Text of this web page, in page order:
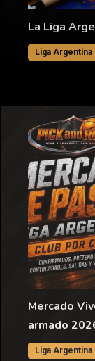
La Liga
Liga Argentina
Mercado
armado
Liga Argentina